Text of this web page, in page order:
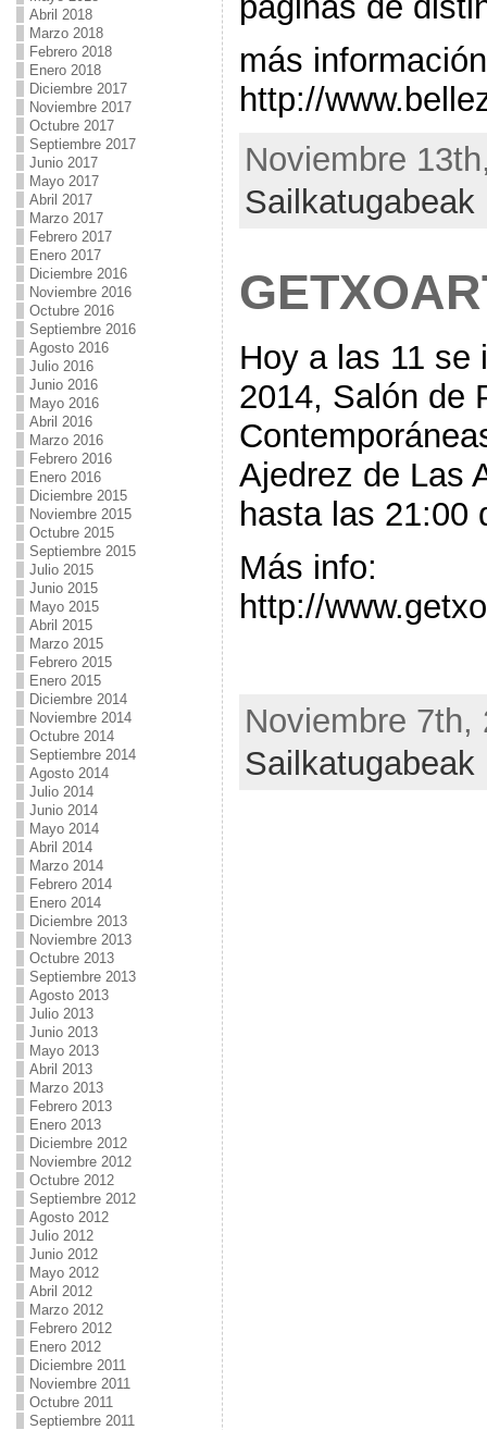
Abril 2018
Marzo 2018
Febrero 2018
Enero 2018
Diciembre 2017
Noviembre 2017
Octubre 2017
Septiembre 2017
Junio 2017
Mayo 2017
Abril 2017
Marzo 2017
Febrero 2017
Enero 2017
Diciembre 2016
Noviembre 2016
Octubre 2016
Septiembre 2016
Agosto 2016
Julio 2016
Junio 2016
Mayo 2016
Abril 2016
Marzo 2016
Febrero 2016
Enero 2016
Diciembre 2015
Noviembre 2015
Octubre 2015
Septiembre 2015
Julio 2015
Junio 2015
Mayo 2015
Abril 2015
Marzo 2015
Febrero 2015
Enero 2015
Diciembre 2014
Noviembre 2014
Octubre 2014
Septiembre 2014
Agosto 2014
Julio 2014
Junio 2014
Mayo 2014
Abril 2014
Marzo 2014
Febrero 2014
Enero 2014
Diciembre 2013
Noviembre 2013
Octubre 2013
Septiembre 2013
Agosto 2013
Julio 2013
Junio 2013
Mayo 2013
Abril 2013
Marzo 2013
Febrero 2013
Enero 2013
Diciembre 2012
Noviembre 2012
Octubre 2012
Septiembre 2012
Agosto 2012
Julio 2012
Junio 2012
Mayo 2012
Abril 2012
Marzo 2012
Febrero 2012
Enero 2012
Diciembre 2011
Noviembre 2011
Octubre 2011
Septiembre 2011
más
http://
Noviembre
Sailkatugabeak
Hoy a las 11 se
2014, Salón de
Ajedrez de Las
hasta las 21:00
Más info:
http://
Noviembre 7th,
Sailkatugabeak